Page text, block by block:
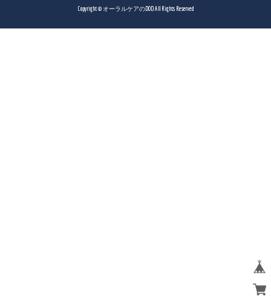
Copyright © オーラルケアのDOD All Rights Reserved